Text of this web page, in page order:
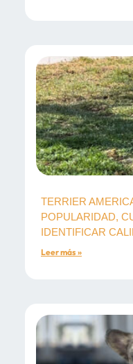
TERRIER
POPULARIDAD,
IDENTIFICAR
Leer más »